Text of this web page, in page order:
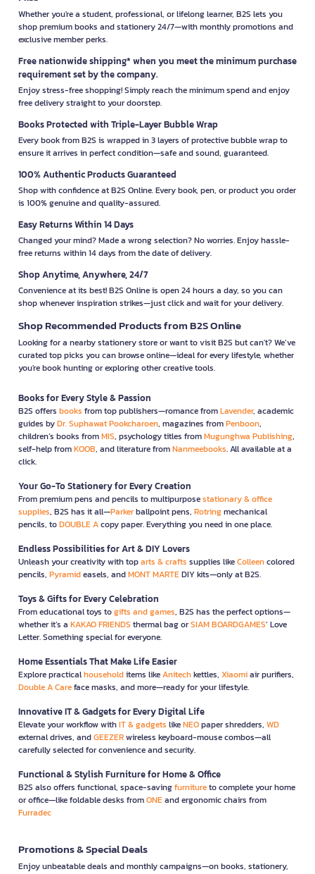
Whether you're a student, professional, or lifelong learner, B2S lets you
shop premium books and stationery 24/7—with monthly promotions and
exclusive member perks.
Free nationwide shipping* when you meet the minimum purchase
requirement set by the company.
Enjoy stress-free shopping! Simply reach the minimum spend and enjoy
free delivery straight to your doorstep.
Books Protected with Triple-Layer Bubble Wrap
Every book from B2S is wrapped in 3 layers of protective bubble wrap to
ensure it arrives in perfect condition—safe and sound, guaranteed.
100% Authentic Products Guaranteed
Shop with confidence at B2S Online. Every book, pen, or product you order
is 100% genuine and quality-assured.
Easy Returns Within 14 Days
Changed your mind? Made a wrong selection? No worries. Enjoy hassle-
free returns within 14 days from the date of delivery.
Shop Anytime, Anywhere, 24/7
Convenience at its best! B2S Online is open 24 hours a day, so you can
shop whenever inspiration strikes—just click and wait for your delivery.
Shop Recommended Products from B2S Online
Looking for a nearby stationery store or want to visit B2S but can't? We’ve
curated top picks you can browse online—ideal for every lifestyle, whether
you're book hunting or exploring other creative tools.
Books for Every Style & Passion
B2S offers books from top publishers—romance fromLavender, academic
guides byDr. Suphawat Pookcharoen, magazines fromPenboon,
children’s books fromMIS, psychology titles fromMugunghwa Publishing,
self-help fromKOOB, and literature fromNanmeebooks. All available at a
click.
Your Go-To Stationery for Every Creation
From premium pens and pencils to multipurposestationary & office
supplies, B2S has it all—Parkerballpoint pens, Rotringmechanical
pencils, toDOUBLE Acopy paper. Everything you need in one place.
Endless Possibilities for Art & DIY Lovers
Unleash your creativity with toparts & crafts supplies likeColleencolored
pencils, Pyramideasels, andMONT MARTEDIY kits—only at B2S.
Toys & Gifts for Every Celebration
From educational toys togifts and games, B2S has the perfect options—
whether it’s a KAKAO FRIENDS thermal bag orSIAM BOARDGAMES’ Love
Letter. Something special for everyone.
Home Essentials That Make Life Easier
Explore practicalhouseholditems likeAnitechkettles, Xiaomiair purifiers,
Double A Careface masks, and more—ready for your lifestyle.
Innovative IT & Gadgets for Every Digital Life
Elevate your workflow withIT & gadgets likeNEOpaper shredders, WD
external drives, andGEEZERwireless keyboard-mouse combos—all
carefully selected for convenience and security.
Functional & Stylish Furniture for Home & Office
B2S also offers functional, space-savingfurnitureto complete your home
or office—like foldable desks fromONEand ergonomic chairs from
Furradec
Promotions & Special Deals
Enjoy unbeatable deals and monthly campaigns—on books, stationery,